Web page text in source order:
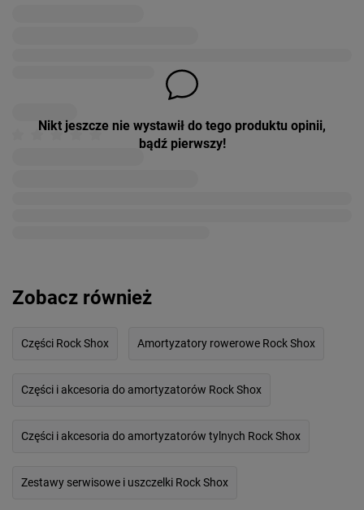
Nikt jeszcze nie wystawił do tego produktu opinii,
bądź pierwszy!
Zobacz również
Części Rock Shox Amortyzatory rowerowe Rock Shox
Części i akcesoria do amortyzatorów Rock Shox
Części i akcesoria do amortyzatorów tylnych Rock Shox
Zestawy serwisowe i uszczelki Rock Shox